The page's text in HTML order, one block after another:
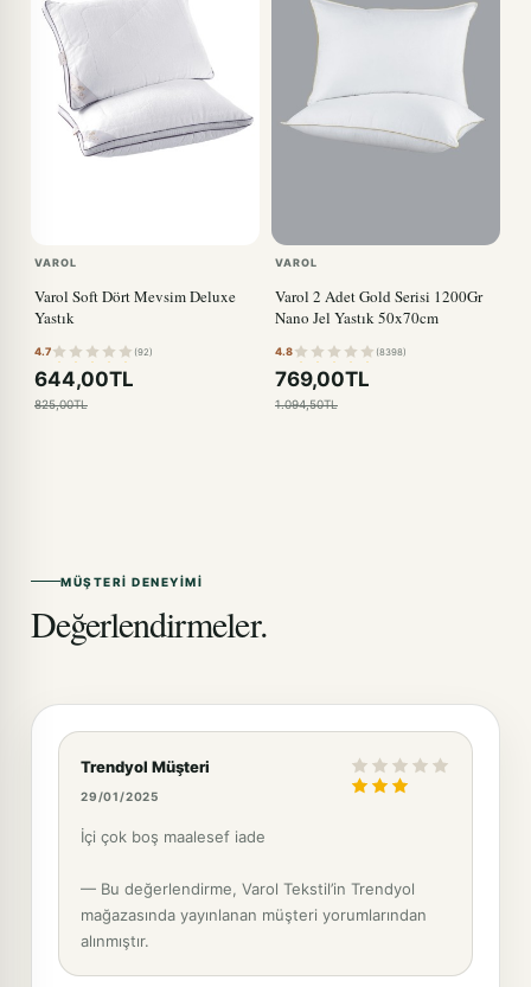
VAROL
Varol Soft Dört Mevsim Deluxe
Yastık
4.7 (92)
644,00TL
825,00TL
VAROL
Varol 2 Adet Gold Serisi 1200Gr
Nano Jel Yastık 50x70cm
4.8 (8398)
769,00TL
1.094,50TL
MÜŞTERI DENEYIMI
Değerlendirmeler.
Trendyol Müşteri
29/01/2025
İçi çok boş maalesef iade
— Bu değerlendirme, Varol Tekstil’in Trendyol
mağazasında yayınlanan müşteri yorumlarından
alınmıştır.